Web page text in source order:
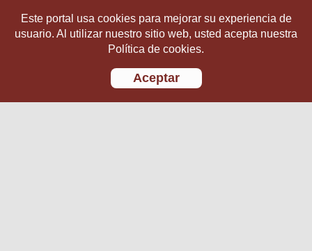
Este portal usa cookies para mejorar su experiencia de
usuario. Al utilizar nuestro sitio web, usted acepta nuestra
Política de cookies.
Aceptar